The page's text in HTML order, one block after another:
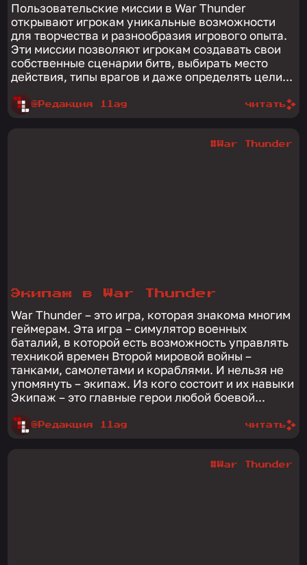
Пользовательские миссии в War Thunder
открывают игрокам уникальные возможности
для творчества и разнообразия игрового опыта.
Эти миссии позволяют игрокам создавать свои
собственные сценарии битв, выбирать место
действия, типы врагов и даже определять цели...
@Редакция 1lag читать
Экипаж в War Thunder
War Thunder – это игра, которая знакома многим
геймерам. Эта игра – симулятор военных
баталий, в которой есть возможность управлять
техникой времен Второй мировой войны –
танками, самолетами и кораблями. И нельзя не
упомянуть – экипаж. Из кого состоит и их навыки
Экипаж – это главные герои любой боевой...
@Редакция 1lag
#War Thunder
читать
#War Thunder